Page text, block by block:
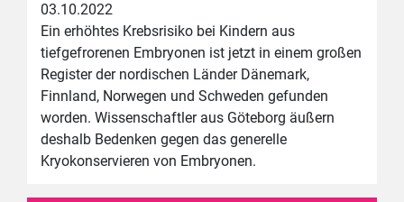
03.10.2022
Ein erhöhtes Krebsrisiko bei Kindern aus
tiefgefrorenen Embryonen ist jetzt in einem großen
Register der nordischen Länder Dänemark,
Finnland, Norwegen und Schweden gefunden
worden. Wissenschaftler aus Göteborg äußern
deshalb Bedenken gegen das generelle
Kryokonservieren von Embryonen.